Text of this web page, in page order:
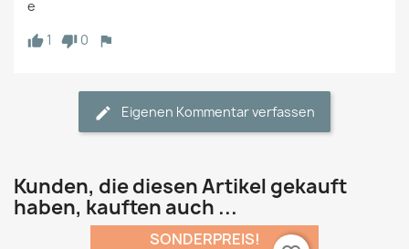
e
1
0
Eigenen Kommentar verfassen
Kunden, die diesen Artikel gekauft
haben, kauften auch ...
SONDERPREIS!